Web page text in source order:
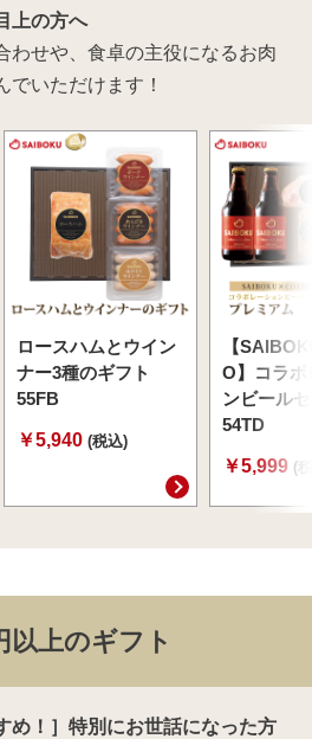
上の方へ
わせや、食卓の主役になるお肉
でいただけます！
ロースハムとウイン
ナー3種のギフト
55FB
￥5,940 (税込)
【
O】コラボ
ンビール
54TD
￥5,999 (
以上のギフト
め！］特別にお世話になった方